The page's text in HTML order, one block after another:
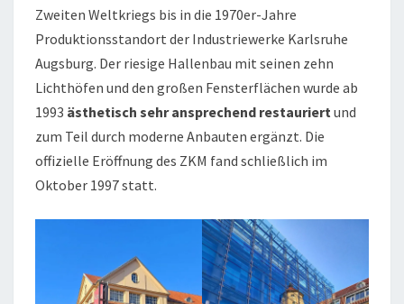
Zweiten Weltkriegs bis in die 1970er-Jahre
Produktionsstandort der Industriewerke Karlsruhe
Augsburg. Der riesige Hallenbau mit seinen zehn
Lichthöfen und den großen Fensterflächen wurde ab
1993 ästhetisch sehr ansprechend restauriert und
zum Teil durch moderne Anbauten ergänzt. Die
offizielle Eröffnung des ZKM fand schließlich im
Oktober 1997 statt.